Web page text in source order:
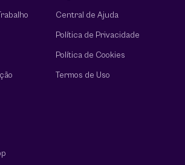
Central de Ajuda
Política de Privacidade
Política de Cookies
Termos de Uso